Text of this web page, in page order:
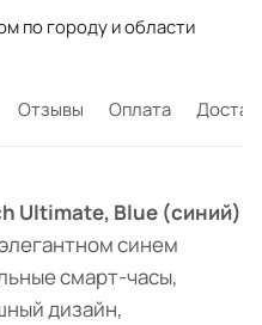
по городу и области
Отзывы Оплата
Ultimate, Blue (синий)
синем
смарт-часы,
дизайн,